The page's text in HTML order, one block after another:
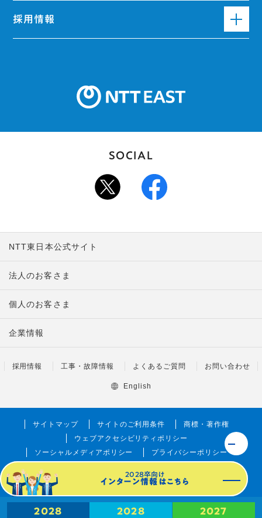
2028 2028 2027
2028卒向け
インターン情報はこちら
採用情報
SOCIAL
NTT東日本公式サイト
法人のお客さま
個人のお客さま
企業情報
採用情報 工事・故障情報 よくあるご質問 お問い合わせ
English
サイトマップ サイトのご利用条件
商標・著作権
ウェブアクセシビリティポリシー
ソーシャルメディアポリシー
プライバシーポリシー
©1999 NTT東日本株式会社